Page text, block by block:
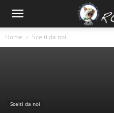
Home Scelti da noi
Scelti da noi